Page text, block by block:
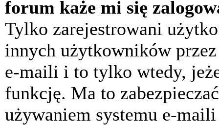
forum każe mi się
Tylko zarejestrowani
innych użytkowników
e-maili i to tylko wtedy,
funkcję. Ma to
używaniem systemu e-